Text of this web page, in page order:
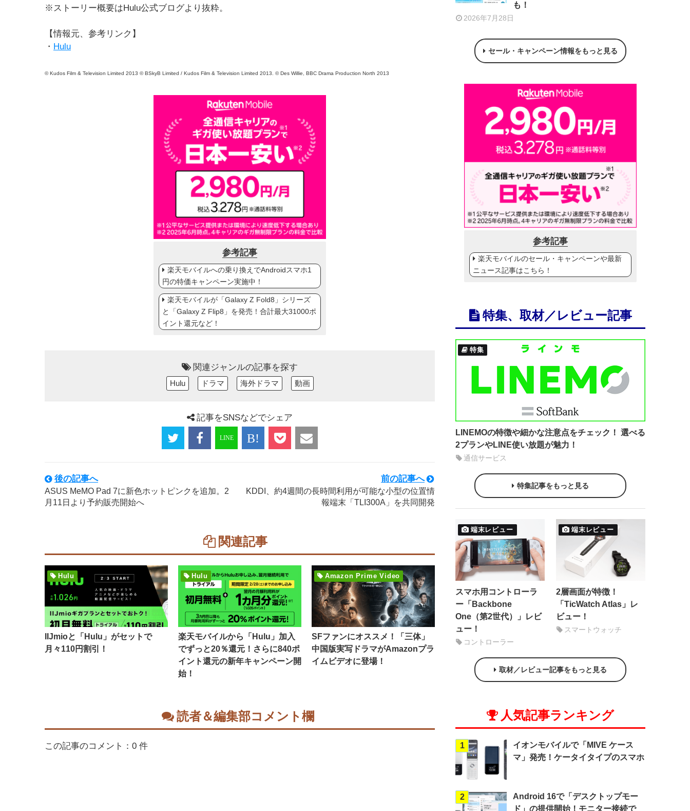
※ストーリー概要はHulu公式ブログより抜粋。
【情報元、参考リンク】
・ Hulu
© Kudos Film & Television Limited 2013 © BSkyB Limited / Kudos Film & Television Limited 2013. © Des Willie, BBC Drama Production North 2013
参考記事
楽天モバイルへの乗り換えでAndroidスマホ1
円の特価キャンペーン実施中！
楽天モバイルが「Galaxy Z Fold8」シリーズ
と「Galaxy Z Flip8」を発売！合計最大31000ポ
イント還元など！
関連ジャンルの記事を探す
Hulu ドラマ 海外ドラマ 動画
記事をSNSなどでシェア
後の記事へ
ASUS MeMO Pad 7に新色ホットピンクを追加。2
月11日より予約販売開始へ
前の記事へ
KDDI、約4週間の長時間利用が可能な小型の位置情
報端末「TLI300A」を共同開発
関連記事
Hulu
IIJmioと「Hulu」がセットで
月々110円割引！
Hulu
楽天モバイルから「Hulu」加入
でずっと20％還元！さらに840ポ
イント還元の新年キャンペーン開
始！
Amazon Prime Video
SFファンにオススメ！「三体」
中国版実写ドラマがAmazonプラ
イムビデオに登場！
読者＆編集部コメント欄
この記事のコメント：0 件
も！
2026年7月28日
セール・キャンペーン情報をもっと見る
参考記事
楽天モバイルのセール・キャンペーンや最新
ニュース記事はこちら！
特集、取材／レビュー記事
特集
LINEMOの特徴や細かな注意点をチェック！ 選べる
2プランやLINE使い放題が魅力！
通信サービス
特集記事をもっと見る
端末レビュー
スマホ用コントローラ
ー「Backbone
One（第2世代）」レビ
ュー！
コントローラー
端末レビュー
2層画面が特徴！
「TicWatch Atlas」レ
ビュー！
スマートウォッチ
取材／レビュー記事をもっと見る
人気記事ランキング
1
イオンモバイルで「MIVE ケース
マ」発売！ケータイタイプのスマホ
2
Android 16で「デスクトップモー
ド」の提供開始！モニター接続で